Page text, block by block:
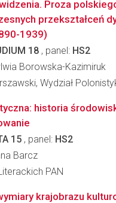
Proza
przekształceń
1939)
18 , panel: HS2
Borowska-Kazimiruk
Wydział
historia
15 , panel: HS2
Barcz
PAN
krajobrazu